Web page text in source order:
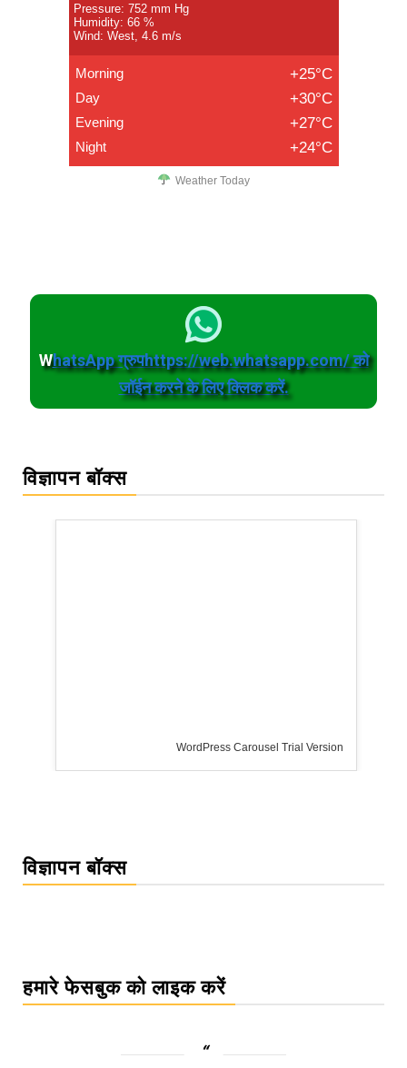
Pressure: 752 mm Hg
Humidity: 66 %
Wind: West, 4.6 m/s
Morning +25°C
Day +30°C
Evening +27°C
Night +24°C
Weather Today
WhatsApp ग्रुपhttps://web.whatsapp.com/ को
जॉईन करने के लिए क्लिक करें.
विज्ञापन बॉक्स
WordPress Carousel Trial Version
विज्ञापन बॉक्स
हमारे फेसबुक को लाइक करें